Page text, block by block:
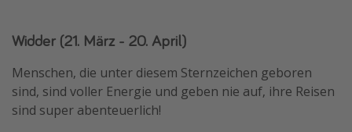
Widder (21. März - 20. April)
Menschen, die unter diesem Sternzeichen geboren
sind, sind voller Energie und geben nie auf, ihre Reisen
sind super abenteuerlich!